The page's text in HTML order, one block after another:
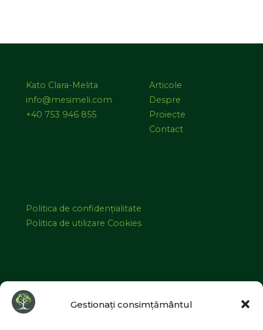
Gestionați consimțământul
Kato Clara-Melita
info@mesimeli.com
+40 753 946 855
Articole
Despre
Proiecte
Contact
Politica de confidențialitate
Politica de utilizare Cookies
©2026 MESIMELI | Designed by ZIZONO